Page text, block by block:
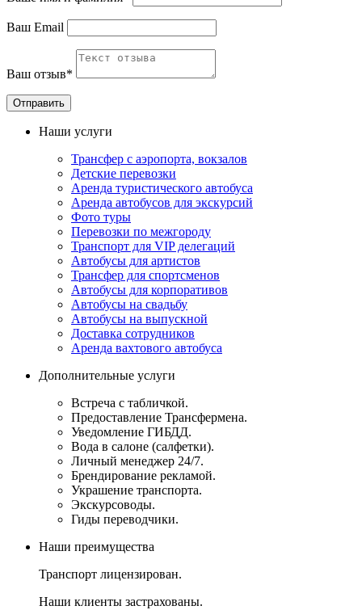
Ваш Email
Ваш отзыв*
Наши услуги
Трансфер с аэропорта, вокзалов
Детские перевозки
Аренда туристического автобуса
Аренда автобусов для экскурсий
Фото туры
Перевозки по межгороду
Транспорт для VIP делегаций
Автобусы для артистов
Трансфер для спортсменов
Автобусы для корпоративов
Автобусы на свадьбу
Автобусы на выпускной
Доставка сотрудников
Аренда вахтового автобуса
Дополнительные услуги
Встреча с табличкой.
Предоставление Трансфермена.
Уведомление ГИБДД.
Вода в салоне (салфетки).
Личный менеджер 24/7.
Брендирование рекламой.
Украшение транспорта.
Экскурсоводы.
Гиды переводчики.
Наши преимущества
Транспорт лицензирован.
Наши клиенты застрахованы.